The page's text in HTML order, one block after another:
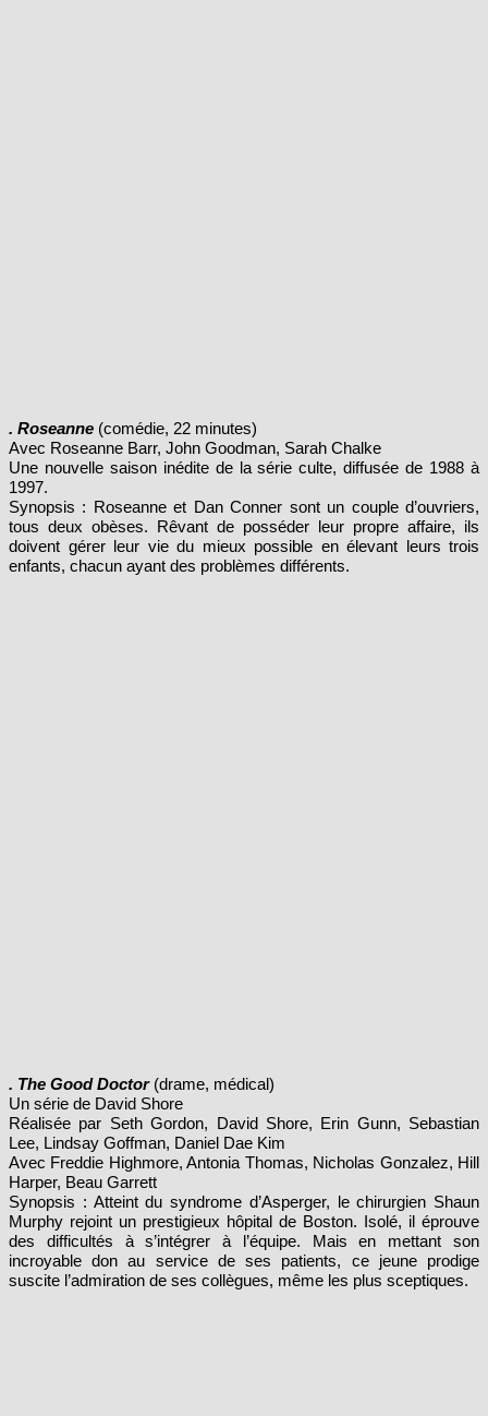
Avec Roseanne Barr, John Goodman, Sarah Chalke
Une nouvelle saison inédite de la série culte, diffusée de 1988 à
1997.
Synopsis : Roseanne et Dan Conner sont un couple d’ouvriers,
tous deux obèses. Rêvant de posséder leur propre affaire, ils
doivent gérer leur vie du mieux possible en élevant leurs trois
enfants, chacun ayant des problèmes différents.
Un série de David Shore
Réalisée par Seth Gordon, David Shore, Erin Gunn, Sebastian
Lee, Lindsay Goffman, Daniel Dae Kim
Avec Freddie Highmore, Antonia Thomas, Nicholas Gonzalez, Hill
Harper, Beau Garrett
Synopsis : Atteint du syndrome d’Asperger, le chirurgien Shaun
Murphy rejoint un prestigieux hôpital de Boston. Isolé, il éprouve
des difficultés à s’intégrer à l’équipe. Mais en mettant son
incroyable don au service de ses patients, ce jeune prodige
suscite l’admiration de ses collègues, même les plus sceptiques.